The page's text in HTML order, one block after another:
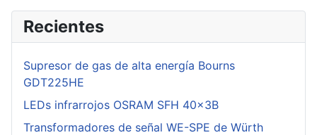
Recientes
Supresor de gas de alta energía Bourns
GDT225HE
LEDs infrarrojos OSRAM SFH 40x3B
Transformadores de señal WE-SPE de Würth